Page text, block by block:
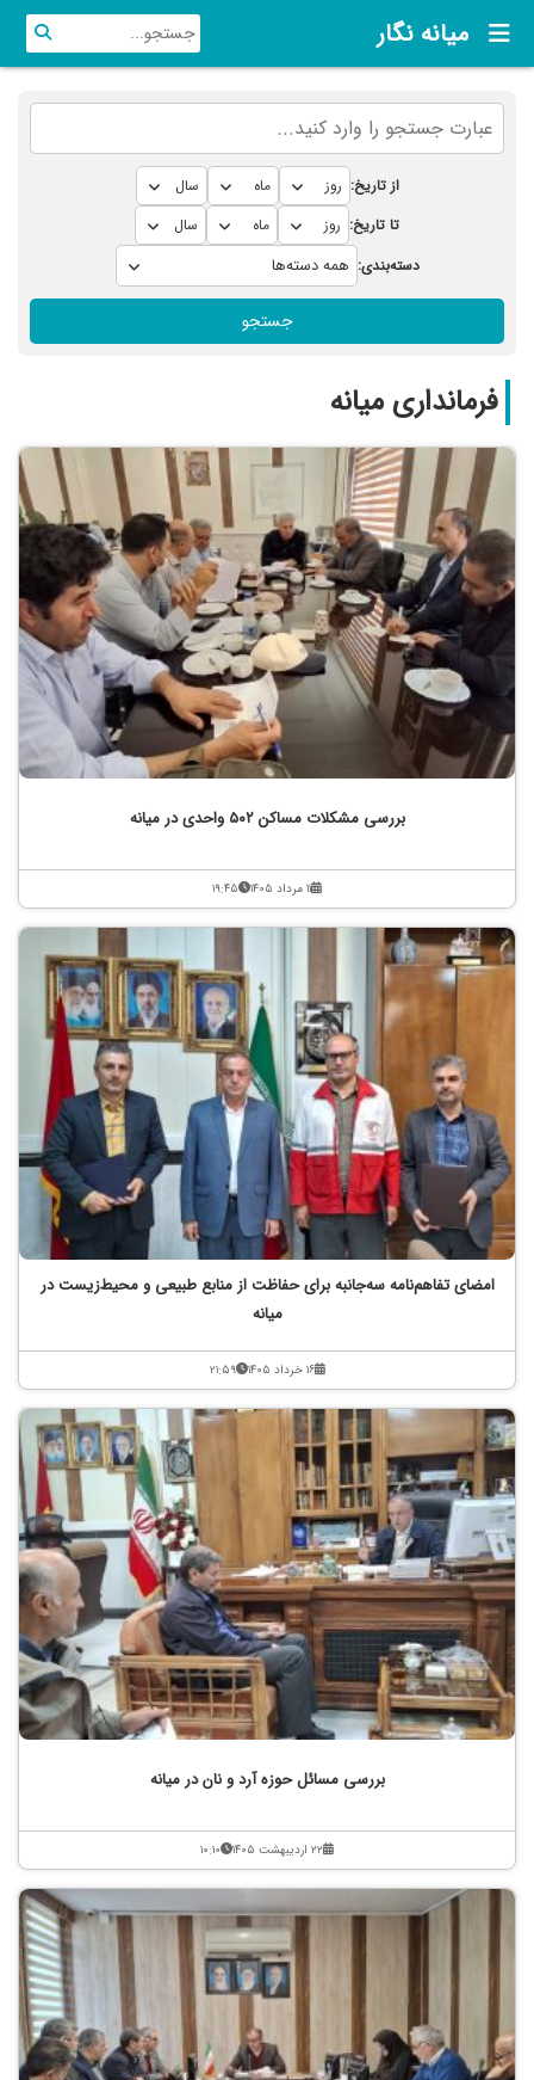
میانه نگار
از تاریخ:
تا تاریخ:
دسته‌بندی:
جستجو
فرمانداری میانه
بررسی مشکلات مساکن ۵۰۲ واحدی در میانه
۱۱ مرداد ۱۴۰۵ ۱۹:۴۵
امضای تفاهم‌نامه سه‌جانبه برای حفاظت از منابع طبیعی و محیط‌زیست در
میانه
۱۶ خرداد ۱۴۰۵ ۲۱:۵۹
بررسی مسائل حوزه آرد و نان در میانه
۲۲ اردیبهشت ۱۴۰۵ ۱۰:۱۰